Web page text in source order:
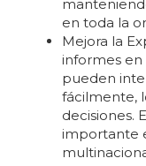
en toda la
Mejora la
informes en
pueden
fácilmente,
decisiones.
importante